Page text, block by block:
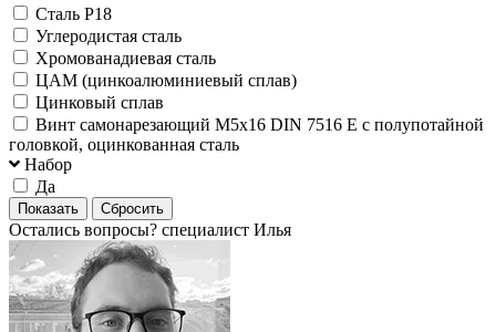
Сталь Р18
Углеродистая сталь
Хромованадиевая сталь
ЦАМ (цинкоалюминиевый сплав)
Цинковый сплав
Винт самонарезающий М5х16 DIN 7516 E с полупотайной
головкой, оцинкованная сталь
Набор
Да
Остались вопросы? специалист Илья